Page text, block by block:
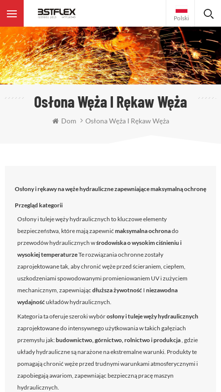
Polski
Osłona Węża I Rękaw Węża
Dom Osłona Węża I Rękaw Węża
Osłony i rękawy na węże hydrauliczne zapewniające maksymalną ochronę
Przegląd kategorii
Osłony i tuleje węży hydraulicznych to kluczowe elementy
bezpieczeństwa, które mają zapewnić maksymalna ochronado
przewodów hydraulicznych wśrodowiska o wysokim ciśnieniu i
wysokiej temperaturzeTe rozwiązania ochronne zostały
zaprojektowane tak, aby chronić węże przed ścieraniem, ciepłem,
uszkodzeniami spowodowanymi promieniowaniem UV i zużyciem
mechanicznym, zapewniając dłuższa żywotność I niezawodna
wydajnośćukładów hydraulicznych.
Kategoria ta oferuje szeroki wybórosłony i tuleje węży hydraulicznych
zaprojektowane do intensywnego użytkowania w takich gałęziach
przemysłu jak:budownictwo, górnictwo, rolnictwo i produkcja, gdzie
układy hydrauliczne są narażone na ekstremalne warunki. Produkty te
pomagają chronić węże przed trudnymi warunkami atmosferycznymi i
zapobiegają awariom, zapewniając bezpieczną pracę maszyn
hydraulicznych.